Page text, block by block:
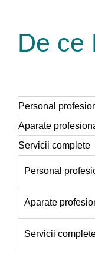
De ce
Personal
Aparate
Servicii complete
Personal
Aparate
Servicii